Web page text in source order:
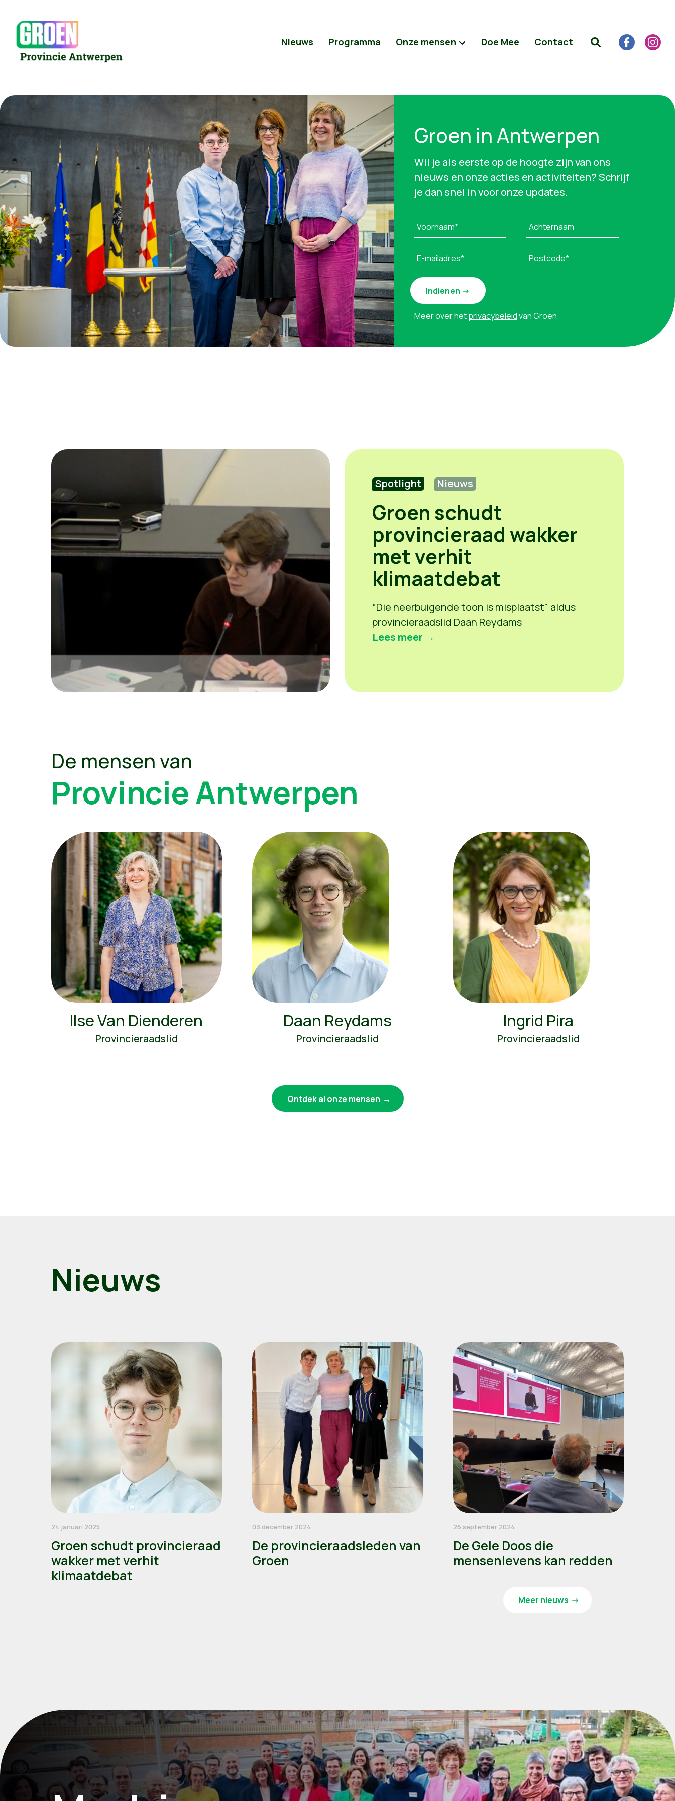
Nieuws Programma Onze mensen Doe Mee Contact
Groen in Antwerpen
Wil je als eerste op de hoogte zijn van ons
nieuws en onze acties en activiteiten? Schrijf
je dan snel in voor onze updates.
Voornaam* Achternaam
E-mailadres* Postcode*
Meer over hetprivacybeleidvan Groen
Spotlight Nieuws
Groen schudt
provincieraad wakker
met verhit
klimaatdebat
“Die neerbuigende toon is misplaatst" aldus
provincieraadslid Daan Reydams
Lees meer →
De mensen van
Provincie Antwerpen
Ilse Van Dienderen
Provincieraadslid
Daan Reydams
Provincieraadslid
Ingrid Pira
Provincieraadslid
Ontdek al onze mensen
Nieuws
24 januari 2025
Groen schudt provincieraad
wakker met verhit
klimaatdebat
03 december 2024
De provincieraadsleden van
Groen
26 september 2024
De Gele Doos die
mensenlevens kan redden
Meer nieuws